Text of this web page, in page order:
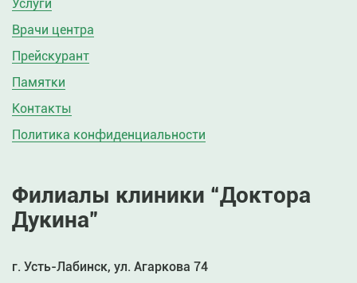
Услуги
Врачи центра
Прейскурант
Памятки
Контакты
Политика конфиденциальности
Филиалы клиники “Доктора
Дукина”
г. Усть-Лабинск, ул. Агаркова 74